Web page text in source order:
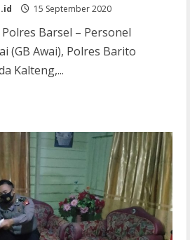
15 September 2020
Barsel – Personel
(GB Awai), Polres Barito
Kalteng,...